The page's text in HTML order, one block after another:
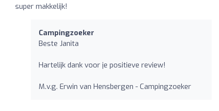
super makkelijk!
Campingzoeker
Beste Janita
Hartelijk dank voor je positieve review!
M.v.g. Erwin van Hensbergen - Campingzoeker